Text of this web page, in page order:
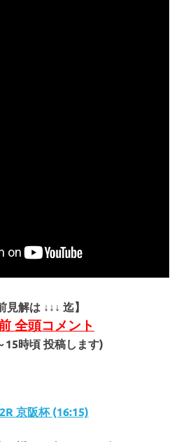
見解は ↓↓↓ 迄】
全頭コメント
15時頃 投稿します)
京阪杯 (16:15)